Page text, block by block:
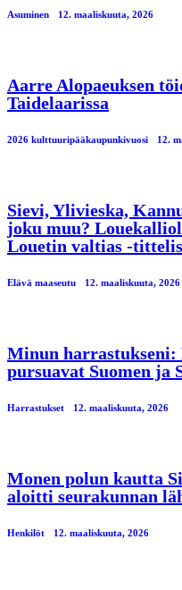
Asuminen 12. maaliskuuta, 2026
Aarre Alopaeuksen
Taidelaarissa
2026 kulttuuripääkaupunkivuosi 12.
Sievi, Ylivieska,
joku muu?
Louetin valtias -
Elävä maaseutu 12. maaliskuuta, 2026
Minun
pursuavat Suomen ja
Harrastukset 12. maaliskuuta, 2026
Monen polun kautta
aloitti seurakunnan
Henkilöt 12. maaliskuuta, 2026